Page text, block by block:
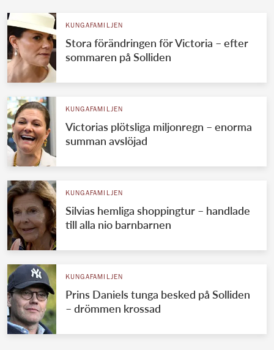
KUNGAFAMILJEN
Stora förändringen för Victoria – efter
sommaren på Solliden
KUNGAFAMILJEN
Victorias plötsliga miljonregn – enorma
summan avslöjad
KUNGAFAMILJEN
Silvias hemliga shoppingtur – handlade
till alla nio barnbarnen
KUNGAFAMILJEN
Prins Daniels tunga besked på Solliden
– drömmen krossad